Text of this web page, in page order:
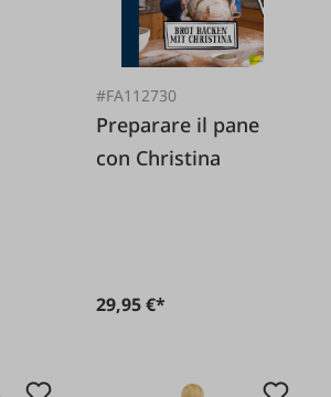
#FA112730
Preparare il pane
con Christina
29,95 €*